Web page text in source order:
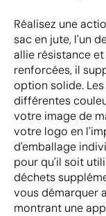
Réalisez une
sac en jute, l'un
allie résistance
renforcées, il
option solide.
différentes
votre image de
votre logo en
d'emballage
pour qu'il soit
déchets
vous démarquer
montrant une